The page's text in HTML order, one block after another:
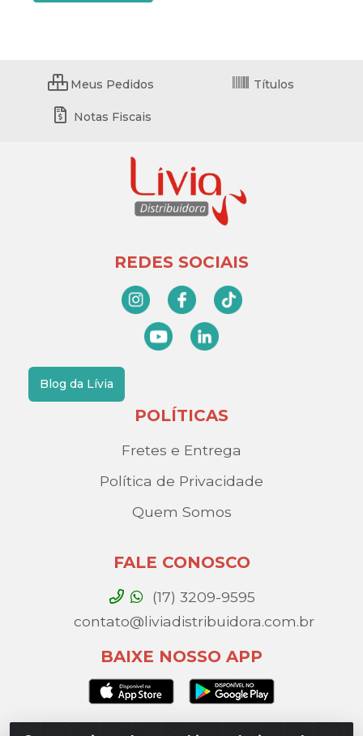
Meus Pedidos Títulos
Notas Fiscais
REDES SOCIAIS
Blog da Lívia
POLÍTICAS
Fretes e Entrega
Política de Privacidade
Quem Somos
FALE CONOSCO
(17) 3209-9595
contato@liviadistribuidora.com.br
BAIXE NOSSO APP